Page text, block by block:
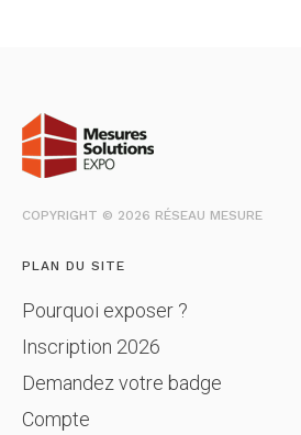
COPYRIGHT © 2026 RÉSEAU MESURE
PLAN DU SITE
Pourquoi exposer ?
Inscription 2026
Demandez votre badge
Compte